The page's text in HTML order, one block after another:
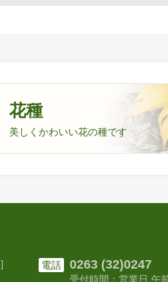
花種
美しくかわいい花の種です
]
電話 0263 (32)0247
受付時間：営業日 午